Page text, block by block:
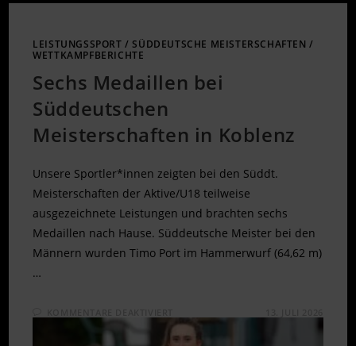
LEISTUNGSSPORT / SÜDDEUTSCHE MEISTERSCHAFTEN /
WETTKAMPFBERICHTE
Sechs Medaillen bei
Süddeutschen
Meisterschaften in Koblenz
Unsere Sportler*innen zeigten bei den Süddt.
Meisterschaften der Aktive/U18 teilweise
ausgezeichnete Leistungen und brachten sechs
Medaillen nach Hause. Süddeutsche Meister bei den
Männern wurden Timo Port im Hammerwurf (64,62 m)
…
SECHS
MEDAILLEN
BEI